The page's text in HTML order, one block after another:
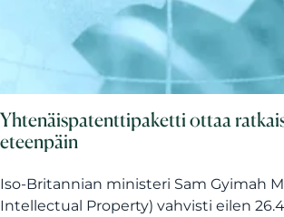
Yhtenäispatenttipaketti ottaa
eteenpäin
Iso-Britannian ministeri Sam Gyimah
Intellectual Property) vahvisti eilen